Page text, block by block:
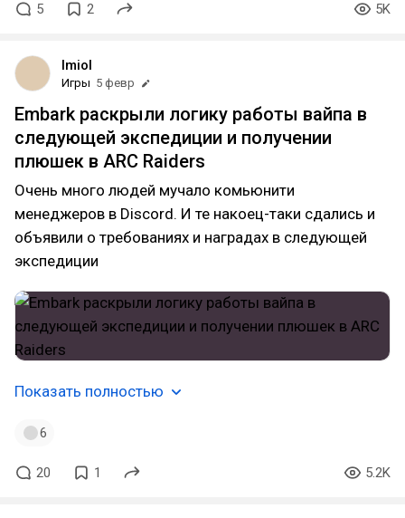
5 2 5K
lmiol
Игры 5 февр
Embark раскрыли логику работы вайпа в
следующей экспедиции и получении
плюшек в ARC Raiders
Очень много людей мучало комьюнити
менеджеров в Discord. И те накоец-таки сдались и
объявили о требованиях и наградах в следующей
экспедиции
Показать полностью
6
20 1 5.2K